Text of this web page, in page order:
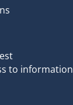
to information